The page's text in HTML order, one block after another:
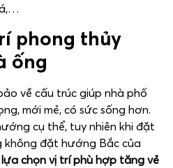
phong thủy
ống
về cấu trúc giúp nhà phố
mới mẻ, có sức sống hơn.
cụ thể, tuy nhiên khi đặt
đặt hướng Bắc của
lựa chọn vị trí phù hợp tăng vẻ